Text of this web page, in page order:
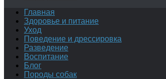
Главная
Здоровье и питание
Уход
Поведение и дрессировка
Разведение
Воспитание
Блог
Породы собак